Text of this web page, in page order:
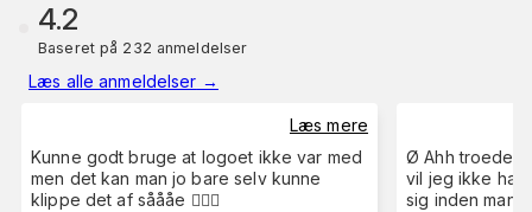
4.2
Baseret på 232 anmeldelser
Læs alle anmeldelser →
Læs mere
Kunne godt bruge at logoet ikke var med
men det kan man jo bare selv kunne
klippe det af såååe 🤷🏼‍♂️
Ø Ahh troede
vil jeg ikke
sig inden man